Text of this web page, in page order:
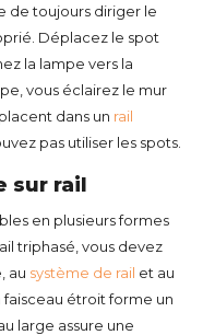
de toujours diriger le
Déplacez le spot
la lampe vers la
vous éclairez le mur
dans un rail
pas utiliser les spots.
sur rail
en plusieurs formes
triphasé, vous devez
au système de rail et au
faisceau étroit forme un
large assure une